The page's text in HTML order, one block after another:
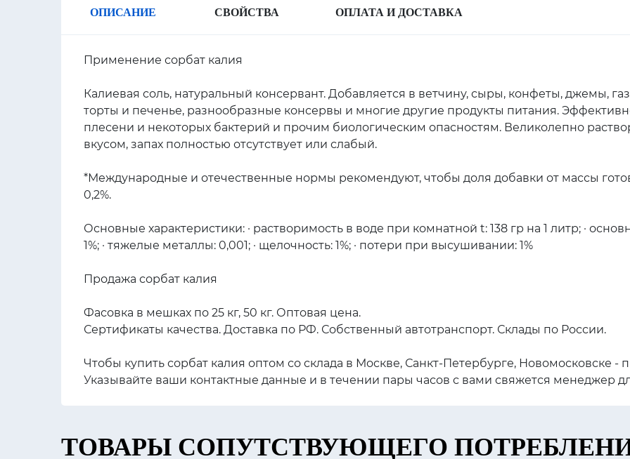
ОПИСАНИЕ СВОЙСТВА ОПЛАТА И ДОСТАВКА
Применение сорбат калия
Калиевая соль, натуральный консервант. Добавляется в ветчину, сыры, конфеты, джемы,
торты и печенье, разнообразные консервы и многие другие продукты питания.
плесени и некоторых бактерий и прочим биологическим опасностям. Великолепно
вкусом, запах полностью отсутствует или слабый.
*Международные и отечественные нормы рекомендуют, чтобы доля добавки от массы
0,2%.
Основные характеристики: · растворимость в воде при комнатной t: 138 гр на 1 литр; ·
1%; · тяжелые металлы: 0,001; · щелочность: 1%; · потери при высушивании: 1%
Продажа сорбат калия
Фасовка в мешках по 25 кг, 50 кг. Оптовая цена.
Сертификаты качества. Доставка по РФ. Собственный автотранспорт. Склады по России.
Чтобы купить сорбат калия оптом со склада в Москве, Санкт-Петербурге, Новомосковске -
Указывайте ваши контактные данные и в течении пары часов с вами свяжется менеджер
ТОВАРЫ СОПУТСТВУЮЩЕГО